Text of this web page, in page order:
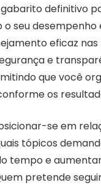
gabarito definitivo
o seu
eficaz nas
e
que você
os
se em
tópicos
tempo e
pretende